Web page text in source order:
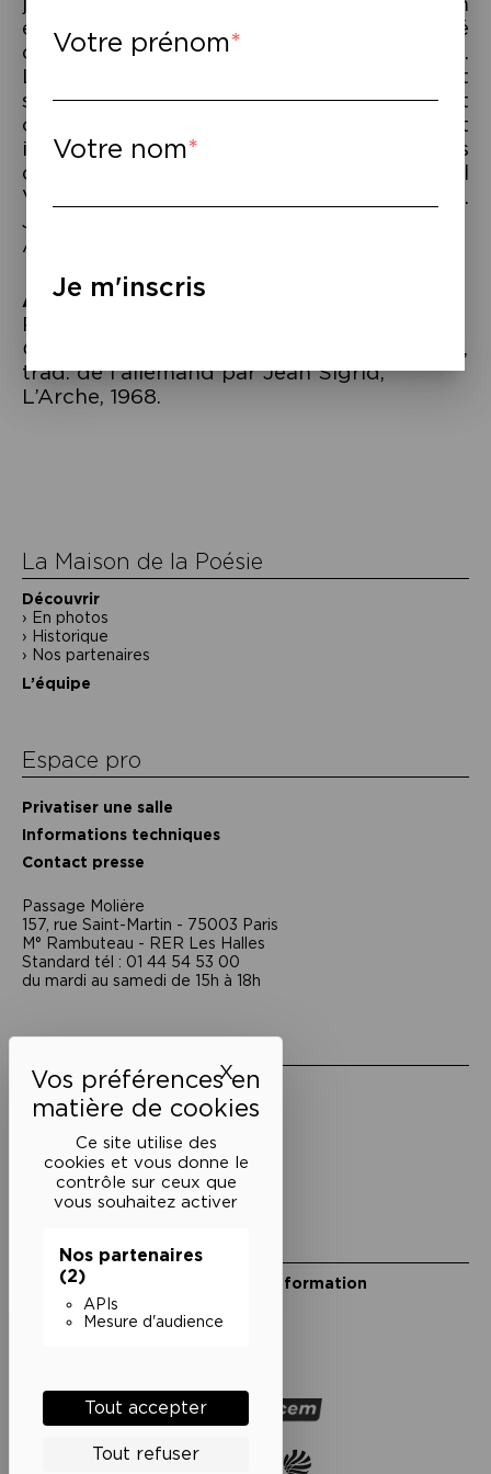
Ce site utilise des
cookies et vous donne le
contrôle sur ceux que
vous souhaitez activer
Nos partenaires
(2)
APIs
Mesure d'audience
Tout accepter
Tout refuser
XMasquer le bandeau des
exercice stylistique époustouflant doublé
d’un jeu avec soi-même fascinant.
Laurence Colussi l’incarne en un moment
saisissant. Assise sur un tabouret, elle dit
ce texte qu’elle s’est littéralement
incorporée et se joue de toutes ses
difficultés sous le regard aigu de Michel
Vuillermoz qui signe la mise en scène.
Jubilation d’un théâtre absolu.”
Armelle Héliot,
À lire–
Peter Handke,
Outrage au public et autres pièces parlées ,
trad. de l’allemand par Jean Sigrid,
L’Arche, 1968.
La Maison de la Poésie
Découvrir
En photos
Historique
Nos partenaires
L’équipe
Espace pro
Privatiser une salle
Informations techniques
Contact presse
Passage Moliėre
157, rue Saint-Martin - 75003 Paris
M° Rambuteau - RER Les Halles
Standard tél : 01 44 54 53 00
du mardi au samedi de 15h à 18h
Mentions légales
Politique de confidentialité
Conditions générales de vente
Cookies
Restons en lien
Inscrivez-vous à notre lettre d’information
Suivez-nous sur les réseaux
Votre prénom
Votre nom
Je m'inscris